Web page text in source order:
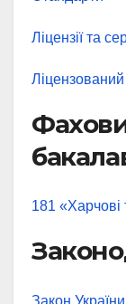
Ліцензії та
181 «Харчові
Закон